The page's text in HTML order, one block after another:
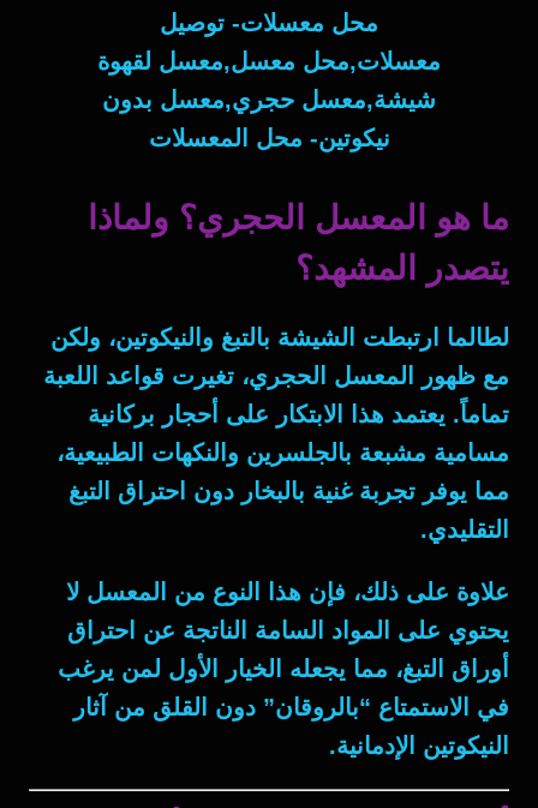
محل معسلات- توصيل
معسلات,محل معسل,معسل لقهوة
شيشة,معسل حجري,معسل بدون
نيكوتين- محل المعسلات
ما هو المعسل الحجري؟ ولماذا
يتصدر المشهد؟
لطالما ارتبطت الشيشة بالتبغ والنيكوتين، ولكن
مع ظهور
المعسل الحجري، تغيرت قواعد اللعبة
تماماً. يعتمد هذا الابتكار على أحجار بركانية
مسامية مشبعة بالجلسرين والنكهات الطبيعية،
مما يوفر تجربة غنية بالبخار دون احتراق التبغ
التقليدي.
علاوة على ذلك، فإن هذا النوع من المعسل لا
يحتوي على المواد السامة الناتجة عن احتراق
أوراق التبغ، مما يجعله الخيار الأول لمن يرغب
في الاستمتاع “بالروقان” دون القلق من آثار
النيكوتين الإدمانية.